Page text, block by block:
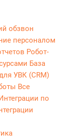
обзвон
персоналом
Робот-
База
УВК (CRM)
Все
по